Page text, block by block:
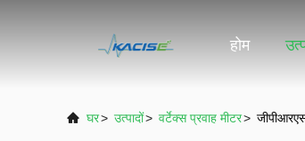
होम
घर> उत्पादों> वर्टेक्स प्रवाह मीटर>